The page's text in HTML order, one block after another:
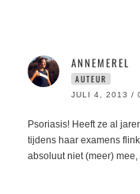
ANNEMEREL
AUTEUR
JULI 4, 2013 /
Psoriasis! Heeft ze al
tijdens haar examens
absoluut niet (meer)